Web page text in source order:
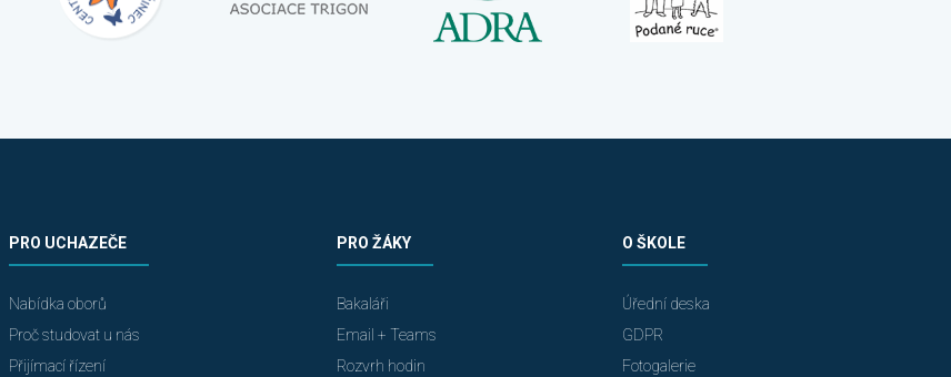
PRO UCHAZEČE
Nabídka oborů
Proč studovat u nás
Přijímací řízení
PRO ŽÁKY
Bakaláři
Email + Teams
Rozvrh hodin
O ŠKOLE
Úřední deska
GDPR
Fotogalerie